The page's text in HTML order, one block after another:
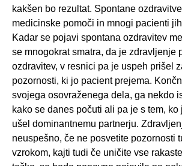
kakšen bo rezultat. Spontane
medicinske pomoči in mnogi pacienti
Kadar se pojavi spontana ozdravitev
se mnogokrat smatra, da je zdravljenje
ozdravitev, v resnici pa je uspeh prišel
pozornosti, ki jo pacient prejema.
svojega osovraženega dela, ga nekdo
kako se danes počuti ali pa je s tem,
ušel dominantnemu partnerju.
neuspešno, če ne posvetite pozornosti
vzrokom, kajti tudi če uničite vse